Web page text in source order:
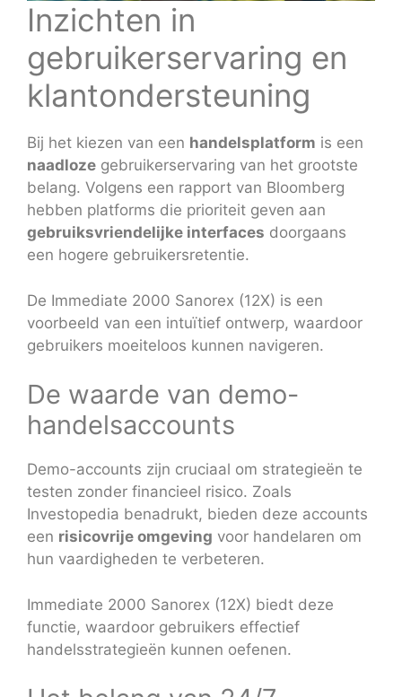
Inzichten in
gebruikerservaring en
klantondersteuning
Bij het kiezen van een handelsplatform is een
naadloze gebruikerservaring van het grootste
belang. Volgens een rapport van Bloomberg
hebben platforms die prioriteit geven aan
gebruiksvriendelijke interfaces doorgaans
een hogere gebruikersretentie.
De Immediate 2000 Sanorex (12X) is een
voorbeeld van een intuïtief ontwerp, waardoor
gebruikers moeiteloos kunnen navigeren.
De waarde van demo-
handelsaccounts
Demo-accounts zijn cruciaal om strategieën te
testen zonder financieel risico. Zoals
Investopedia benadrukt, bieden deze accounts
een risicovrije omgeving voor handelaren om
hun vaardigheden te verbeteren.
Immediate 2000 Sanorex (12X) biedt deze
functie, waardoor gebruikers effectief
handelsstrategieën kunnen oefenen.